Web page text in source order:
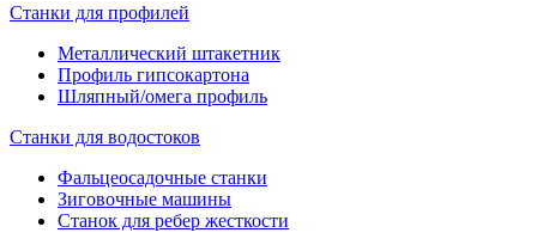
Станки для профилей
Металлический штакетник
Профиль гипсокартона
Шляпный/омега профиль
Станки для водостоков
Фальцеосадочные станки
Зиговочные машины
Станок для ребер жесткости